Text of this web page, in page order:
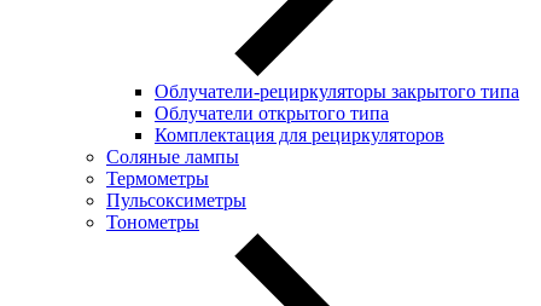
Облучатели-рециркуляторы закрытого типа
Облучатели открытого типа
Комплектация для рециркуляторов
Соляные лампы
Термометры
Пульсоксиметры
Тонометры